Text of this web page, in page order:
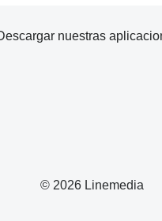
© 2026 Linemedia
nuestras